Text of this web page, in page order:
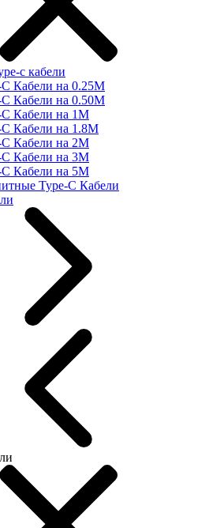
c кабели
C Кабели на 0.25М
C Кабели на 0.50М
C Кабели на 1М
C Кабели на 1.8М
C Кабели на 2М
C Кабели на 3М
C Кабели на 5М
Type-C Кабели